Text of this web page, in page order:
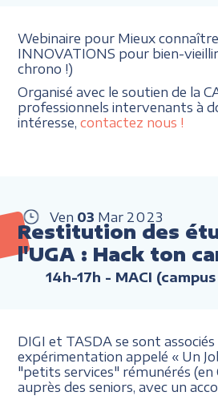
Webinaire pour Mieux
INNOVATIONS pour bien-vieillir
chrono !)
Organisé avec le soutien de la
professionnels intervenants à
intéresse,contactez nous !
Ven 03 Mar 2023
Restitution des
l'UGA : Hack ton
14h-17h - MACI
DIGI et TASDA se sont
expérimentation appelé « Un
"petits services" rémunérés (en
auprès des seniors, avec un